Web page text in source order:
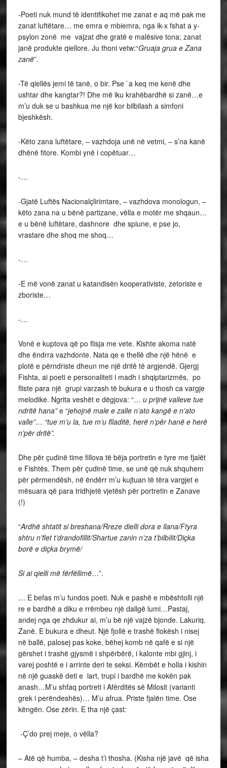
-Poeti nuk mund të identifikohet me zanat e aq më pak me
zanat luftëtare… me emra e mbiemra, nga ik-x fshat a y-
psylon zonë me vajzat dhe gratë e malësive tona; zanat
janë produkte qiellore. Ju thoni vetw:“Gruaja grua e Zana
zanë”.
-Të qiellës jemi të tanë, o bir. Pse `a keq me kenë dhe
ushtar dhe kangtar?! Dhe më iku krahëbardhë si zanë…e
m’u duk se u bashkua me një kor bilbilash a simfoni
bjeshkësh.
-Këto zana luftëtare, – vazhdoja unë në vetmi, – s’na kanë
dhënë fitore. Kombi ynë i copëtuar…
-…
-Gjatë Luftës Nacionalçlirimtare, – vazhdova monologun, –
këto zana na u bënë partizane, vëlla e motër me shqaun…
e u bënë luftëtare, dashnore dhe spiune, e pse jo,
vrastare dhe shoq me shoq…
-…
-E më vonë zanat u katandisën kooperativiste, zetoriste e
zboriste…
-…
Vonë e kuptova që po flisja me vete. Kishte akoma natë
dhe ëndrra vazhdonte. Nata qe e thellë dhe një hënë e
plotë e përndriste dheun me një dritë të argjendë. Gjergj
Fishta, ai poeti e personaliteti i madh i shqiptarizmës, po
fliste para një grupi varzash të bukura e u thosh ca vargje
melodike. Ngrita veshët e dëgjova: “… u prijnë valleve tue
ndritë hana”e “jehojnë male e zalle n’ato kangë e n’ato
valle”… “tue m’u la, tue m’u flladitë, herë n’për hanë e herë
n’për dritë”.
Dhe për çudinë time fillova të bëja portretin e tyre me fjalët
e Fishtës. Them për çudinë time, se unë që nuk shquhem
për përmendësh, në ëndërr m’u kujtuan të tëra vargjet e
mësuara që para tridhjetë vjetësh për portretin e Zanave
(!)
“Ardhë shtatit si breshana/Rreze dielli dora e llana/Ftyra
shtru n’flet t’drandofillit/Shartue zanin n’za t’bilbilit/Diçka
borë e diçka brymë/
Si ai qielli më fërfëllimë…”.
… E befas m’u fundos poeti. Nuk e pashë e mbështolli një
re e bardhë a diku e rrëmbeu një dallgë lumi…Pastaj,
andej nga qe zhdukur ai, m’u bë një vajzë bjonde. Lakuriq.
Zanë. E bukura e dheut. Një fjollë e trashë flokësh i nisej
në ballë, palosej pas koke, bëhej komb në qafë e si një
gërshet i trashë gjysmë i shpërbërë, i kalonte mbi gjinj, i
varej poshtë e i arrinte deri te seksi. Këmbët e holla i kishin
në një guaskë deti e lart, trupi i bardhë me kokën pak
anash…M’u shfaq portreti i Afërditës së Milosit (varianti
grek i perëndeshës)… M’u afrua. Priste fjalën time. Ose
këngën. Ose zërin. E tha një çast:
-Ç’do prej meje, o vëlla?
– Atë që humba, – desha t’i thosha. (Kisha një javë që isha